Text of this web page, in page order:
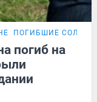
ПОГИБШИЕ
погиб на